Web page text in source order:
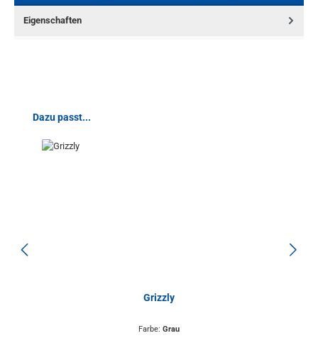
Eigenschaften
Produktgalerie überspringen
Dazu passt...
Grizzly
Farbe: Grau